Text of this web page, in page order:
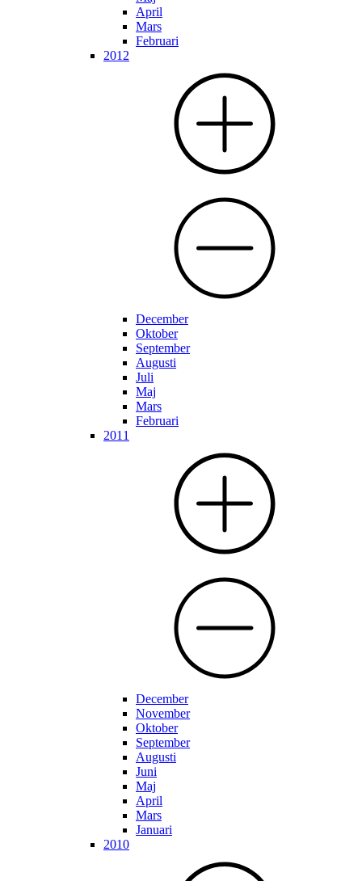
April
Mars
Februari
2012
December
Oktober
September
Augusti
Juli
Maj
Mars
Februari
2011
December
November
Oktober
September
Augusti
Juni
Maj
April
Mars
Januari
2010